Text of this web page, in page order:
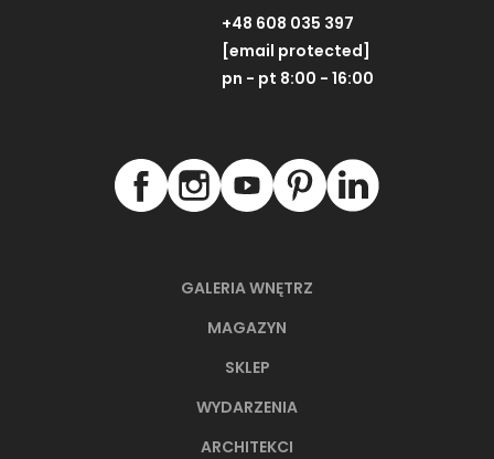
GALERIA WNĘTRZ
MAGAZYN
SKLEP
WYDARZENIA
ARCHITEKCI
+48 608 035 397
[email protected]
pn - pt 8:00 - 16:00